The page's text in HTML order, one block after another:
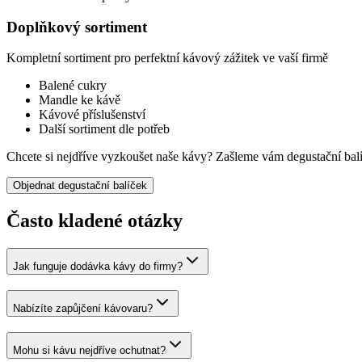
Doplňkový sortiment
Kompletní sortiment pro perfektní kávový zážitek ve vaší firmě
Balené cukry
Mandle ke kávě
Kávové příslušenství
Další sortiment dle potřeb
Chcete si nejdříve vyzkoušet naše kávy? Zašleme vám degustační
Objednat degustační balíček
Často kladené otázky
Jak funguje dodávka kávy do firmy?
Nabízíte zapůjčení kávovaru?
Mohu si kávu nejdříve ochutnat?